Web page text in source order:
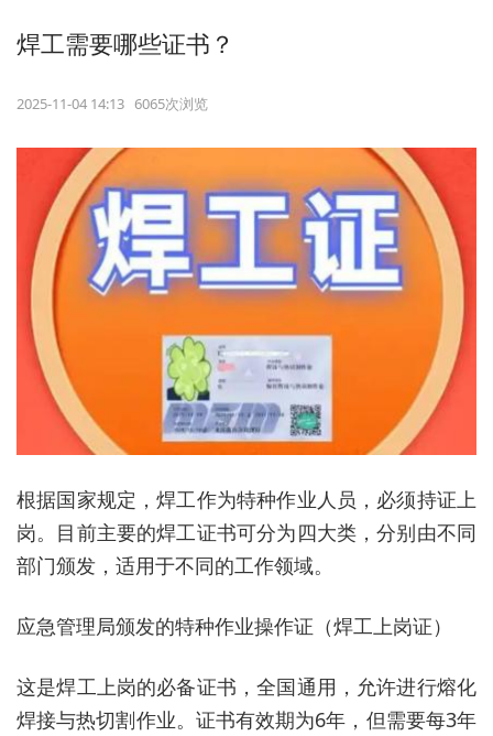
焊工需要哪些证书？
2025-11-04 14:13 6065次浏览
根据国家规定，焊工作为特种作业人员，必须持证上
岗。目前主要的焊工证书可分为四大类，分别由不同
部门颁发，适用于不同的工作领域‌。
应急管理局颁发的特种作业操作证（焊工上岗证）
这是焊工上岗的必备证书，全国通用，允许进行熔化
焊接与热切割作业‌。证书有效期为6年，但需要每3年